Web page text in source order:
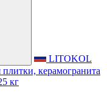
LITOKOL
керамогранита
кг